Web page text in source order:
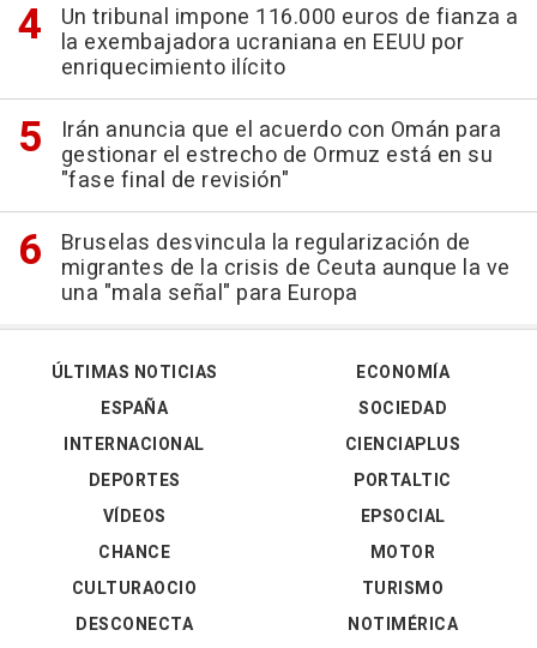
Un tribunal impone 116.000 euros de fianza a
la exembajadora ucraniana en EEUU por
enriquecimiento ilícito
Irán anuncia que el acuerdo con Omán para
gestionar el estrecho de Ormuz está en su
"fase final de revisión"
Bruselas desvincula la regularización de
migrantes de la crisis de Ceuta aunque la ve
una "mala señal" para Europa
ÚLTIMAS NOTICIAS
ESPAÑA
INTERNACIONAL
DEPORTES
VÍDEOS
ECONOMÍA
SOCIEDAD
CIENCIAPLUS
PORTALTIC
EPSOCIAL
CHANCE
CULTURAOCIO
DESCONECTA
MOTOR
TURISMO
NOTIMÉRICA